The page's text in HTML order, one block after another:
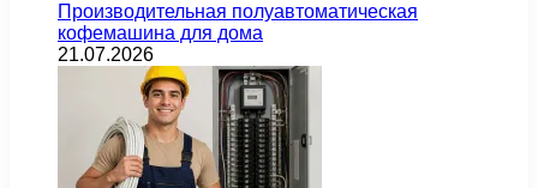
Производительная полуавтоматическая
кофемашина для дома
21.07.2026